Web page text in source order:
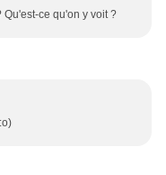
ce qu'on y voit ?